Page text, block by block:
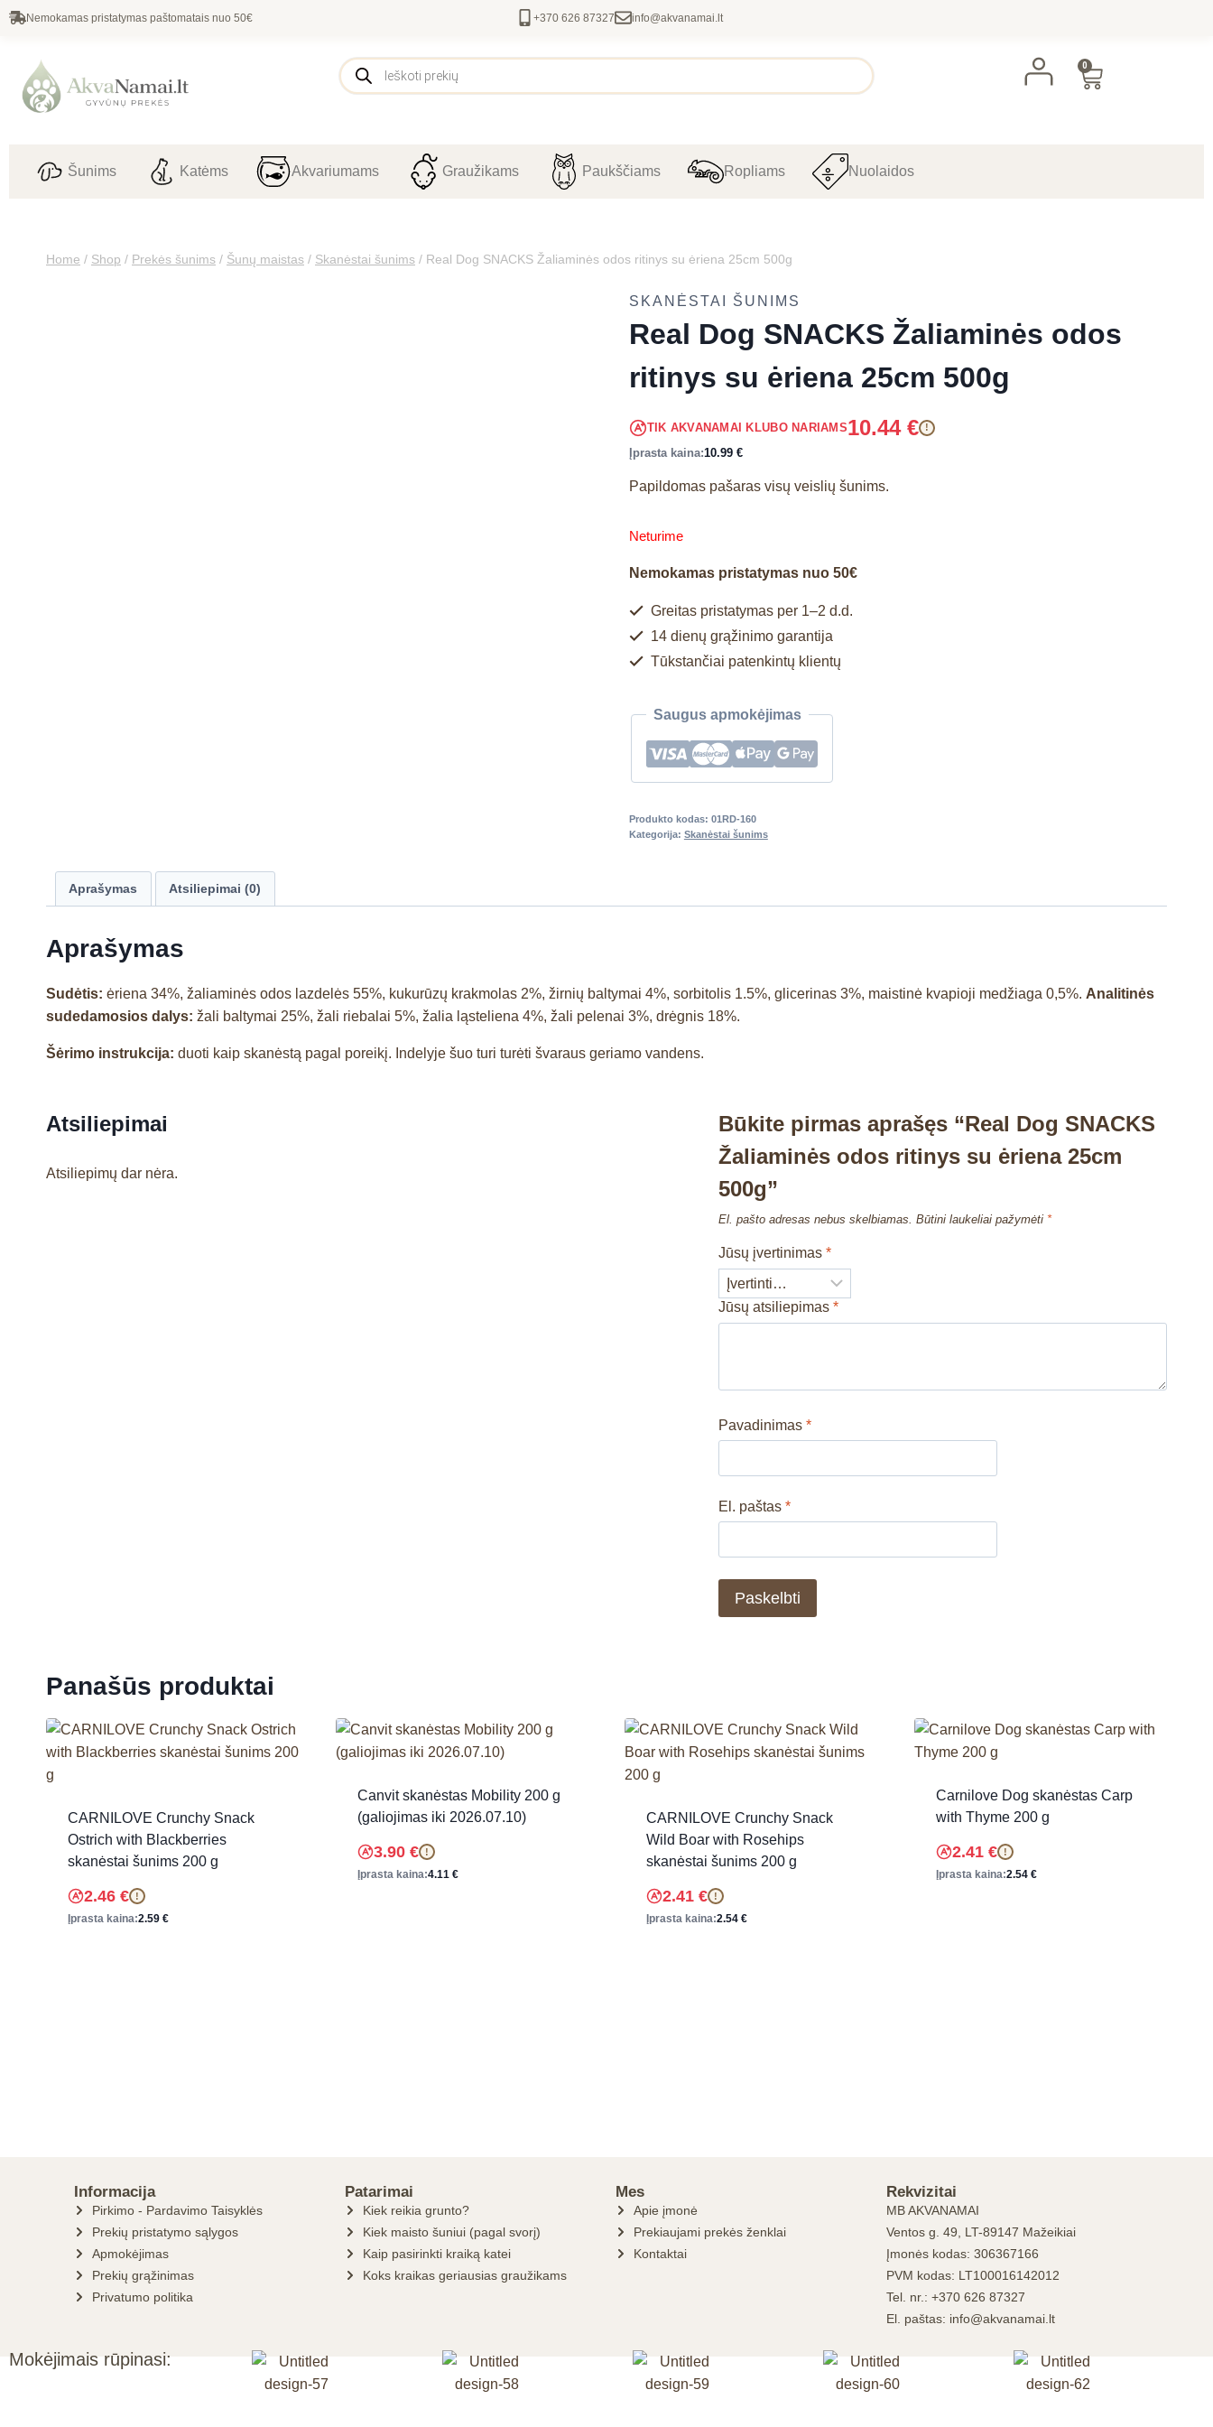
Nemokamas pristatymas paštomatais nuo 50€ +370 626 87327 info@akvanamai.lt
0
Šunims Katėms Akvariumams Graužikams Paukščiams Ropliams Nuolaidos
Home / Shop / Prekės šunims / Šunų maistas / Skanėstai šunims / Real Dog SNACKS Žaliaminės odos ritinys su ėriena 25cm 500g
SKANĖSTAI ŠUNIMS
Real Dog SNACKS Žaliaminės odos
ritinys su ėriena 25cm 500g
TIK AKVANAMAI KLUBO NARIAMS10.44 € !
Įprasta kaina:10.99 €
Papildomas pašaras visų veislių šunims.
Neturime
Nemokamas pristatymas nuo 50€
Greitas pristatymas per 1–2 d.d.
14 dienų grąžinimo garantija
Tūkstančiai patenkintų klientų
Saugus apmokėjimas
Produkto kodas: 01RD-160
Kategorija: Skanėstai šunims
Aprašymas Atsiliepimai (0)
Aprašymas
Sudėtis: ėriena 34%, žaliaminės odos lazdelės 55%, kukurūzų krakmolas 2%, žirnių baltymai 4%, sorbitolis 1.5%, glicerinas 3%, maistinė kvapioji medžiaga 0,5%. Analitinės
sudedamosios dalys: žali baltymai 25%, žali riebalai 5%, žalia ląsteliena 4%, žali pelenai 3%, drėgnis 18%.
Šėrimo instrukcija: duoti kaip skanėstą pagal poreikį. Indelyje šuo turi turėti švaraus geriamo vandens.
Atsiliepimai
Atsiliepimų dar nėra.
Būkite pirmas aprašęs “Real Dog SNACKS
Žaliaminės odos ritinys su ėriena 25cm
500g”
El. pašto adresas nebus skelbiamas. Būtini laukeliai pažymėti *
Jūsų įvertinimas*
Jūsų atsiliepimas*
Pavadinimas*
El. paštas*
Panašūs produktai
CARNILOVE Crunchy Snack
Ostrich with Blackberries
skanėstai šunims 200 g
2.46 € !
Įprasta kaina:2.59 €
Canvit skanėstas Mobility 200 g
(galiojimas iki 2026.07.10)
3.90 € !
Įprasta kaina:4.11 €
CARNILOVE Crunchy Snack
Wild Boar with Rosehips
skanėstai šunims 200 g
2.41 € !
Įprasta kaina:2.54 €
Carnilove Dog skanėstas Carp
with Thyme 200 g
2.41 € !
Įprasta kaina:2.54 €
Informacija
Pirkimo - Pardavimo Taisyklės
Prekių pristatymo sąlygos
Apmokėjimas
Prekių grąžinimas
Privatumo politika
Patarimai
Kiek reikia grunto?
Kiek maisto šuniui (pagal svorį)
Kaip pasirinkti kraiką katei
Koks kraikas geriausias graužikams
Mes
Apie įmonė
Prekiaujami prekės ženklai
Kontaktai
Rekvizitai
MB AKVANAMAI
Ventos g. 49, LT-89147 Mažeikiai
Įmonės kodas: 306367166
PVM kodas: LT100016142012
Tel. nr.: +370 626 87327
El. paštas: info@akvanamai.lt
Mokėjimais rūpinasi: